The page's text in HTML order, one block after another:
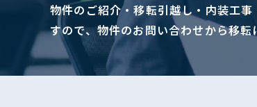
物件のご紹介・移転引越し・内装工
すので、物件のお問い合わせから移